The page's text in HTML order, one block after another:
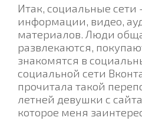
Итак, социальные сети
информации, видео,
материалов. Люди
развлекаются,
знакомятся в
социальной сети
прочитала такой
летней девушки с
которое меня